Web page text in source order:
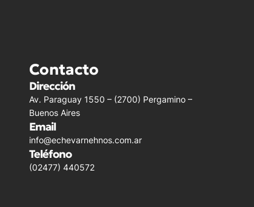
Contacto
Dirección
Av. Paraguay 1550 – (2700) Pergamino –
Buenos Aires
Email
info@echevarnehnos.com.ar
Teléfono
(02477) 440572